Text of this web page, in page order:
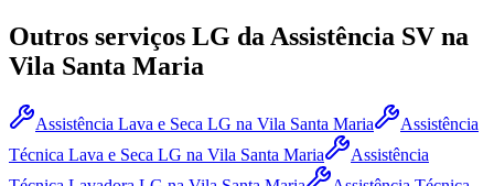
Outros serviços LG da Assistência SV na
Vila Santa Maria
Assistência Lava e Seca LG na Vila Santa Maria
Assistência
Técnica Lava e Seca LG na Vila Santa Maria
Assistência